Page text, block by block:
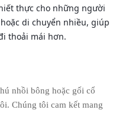
thực cho những người
di chuyển nhiều, giúp
thoải mái hơn.
nhồi bông hoặc gối cổ
Chúng tôi cam kết mang